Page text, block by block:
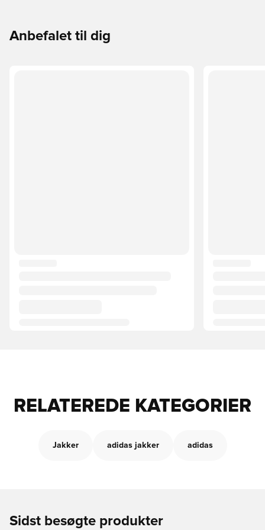
Anbefalet til dig
RELATEREDE KATEGORIER
Jakker adidas jakker adidas
Sidst besøgte produkter